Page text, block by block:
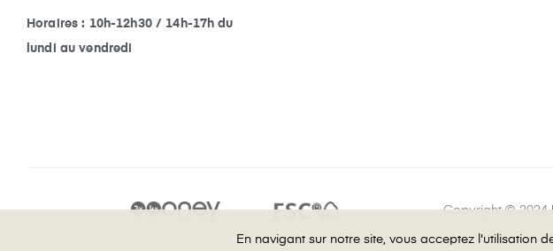
En navigant sur notre site, vous acceptez l'utilisation
Horaires : 10h-12h30 / 14h-17h du
lundi au vendredi
Copyright © 2024
En navigant sur notre site, vous acceptez l'utilisation